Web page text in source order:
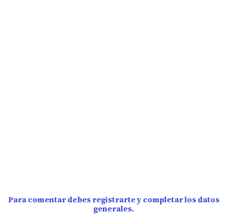
Para comentar debes registrarte y completar los datos
generales.